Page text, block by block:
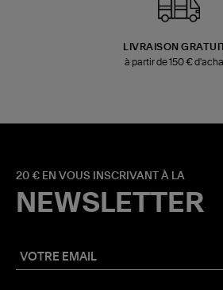
LIVRAISON
à partir de 150 €
20 € EN VOUS INSCRIVANT À LA
NEWSLETTER